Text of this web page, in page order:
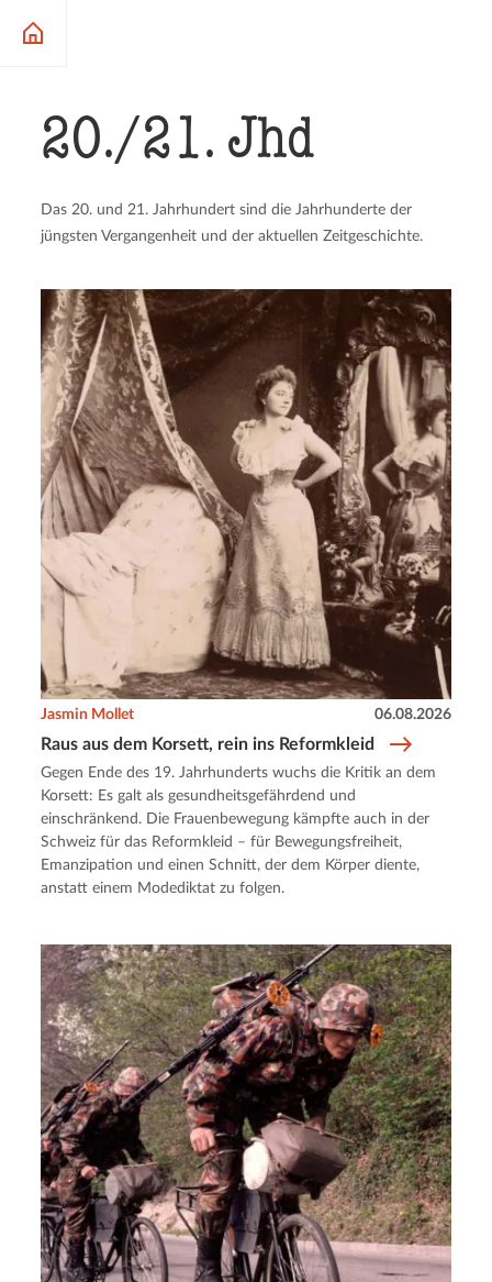
20./21. Jhd
Das 20. und 21. Jahrhundert sind die Jahrhunderte der
jüngsten Vergangenheit und der aktuellen Zeitgeschichte.
Raus aus dem Korsett, rein ins Reformkleid
Jasmin Mollet 06.08.2026
Gegen Ende des 19. Jahrhunderts wuchs die Kritik an dem
Korsett: Es galt als gesundheitsgefährdend und
einschränkend. Die Frauenbewegung kämpfte auch in der
Schweiz für das Reformkleid – für Bewegungsfreiheit,
Emanzipation und einen Schnitt, der dem Körper diente,
anstatt einem Modediktat zu folgen.